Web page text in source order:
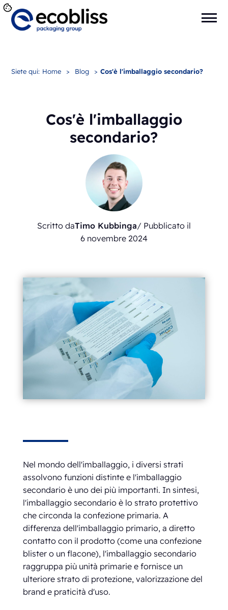
Siete qui: Home > Blog > Cos'è l'imballaggio secondario?
Cos'è l'imballaggio
secondario?
Scritto daTimo Kubbinga/ Pubblicato il
6 novembre 2024
Nel mondo dell'imballaggio, i diversi strati
assolvono funzioni distinte e l'imballaggio
secondario è uno dei più importanti. In sintesi,
l'imballaggio secondario è lo strato protettivo
che circonda la confezione primaria. A
differenza dell'imballaggio primario, a diretto
contatto con il prodotto (come una confezione
blister o un flacone), l'imballaggio secondario
raggruppa più unità primarie e fornisce un
ulteriore strato di protezione, valorizzazione del
brand e praticità d'uso.